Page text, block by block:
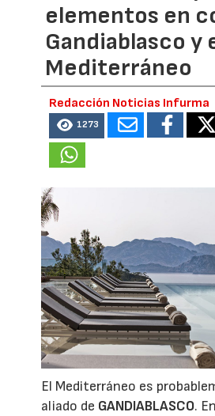
elementos en
Gandiablasco y
Mediterráneo
Redacción Noticias Infurma
1273
El Mediterráneo es
aliado de GANDIABLASCO.